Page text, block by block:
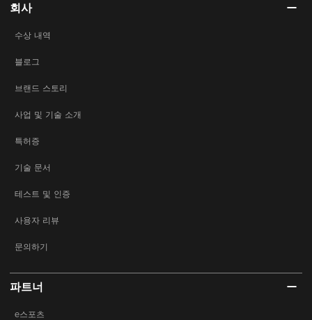
회사
수상 내역
블로그
브랜드 스토리
사업 및 기술 소개
특허증
기술 문서
테스트 및 인증
사용자 리뷰
문의하기
파트너
e스포츠